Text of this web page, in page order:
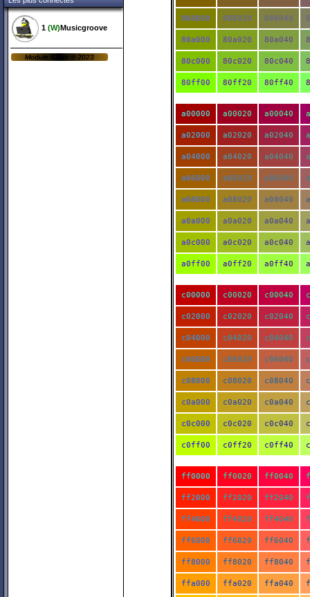
1 (W)Musicgroove
Module Kikan ©2023
808000 808020 808040
80a000 80a020 80a040
80c000 80c020 80c040
80ff00 80ff20 80ff40
a00000 a00020 a00040
a02000 a02020 a02040
a04000 a04020 a04040
a06000 a06020 a06040
a08000 a08020 a08040
a0a000 a0a020 a0a040
a0c000 a0c020 a0c040
a0ff00 a0ff20 a0ff40
c00000 c00020 c00040
c02000 c02020 c02040
c04000 c04020 c04040
c06000 c06020 c06040
c08000 c08020 c08040
c0a000 c0a020 c0a040
c0c000 c0c020 c0c040
c0ff00 c0ff20 c0ff40
ff0000 ff0020 ff0040
ff2000 ff2020 ff2040
ff4000 ff4020 ff4040
ff6000 ff6020 ff6040
ff8000 ff8020 ff8040
ffa000 ffa020 ffa040